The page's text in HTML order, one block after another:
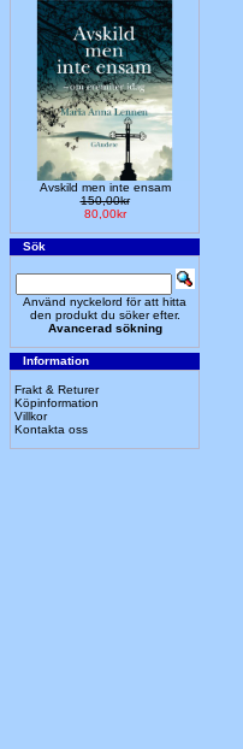
Avskild men inte ensam
150,00kr
80,00kr
Sök
Använd nyckelord för att hitta
den produkt du söker efter.
Avancerad sökning
Information
Frakt & Returer
Köpinformation
Villkor
Kontakta oss